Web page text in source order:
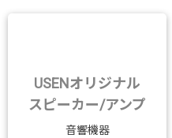
USENオリジナル
スピーカー/アンプ
音響機器